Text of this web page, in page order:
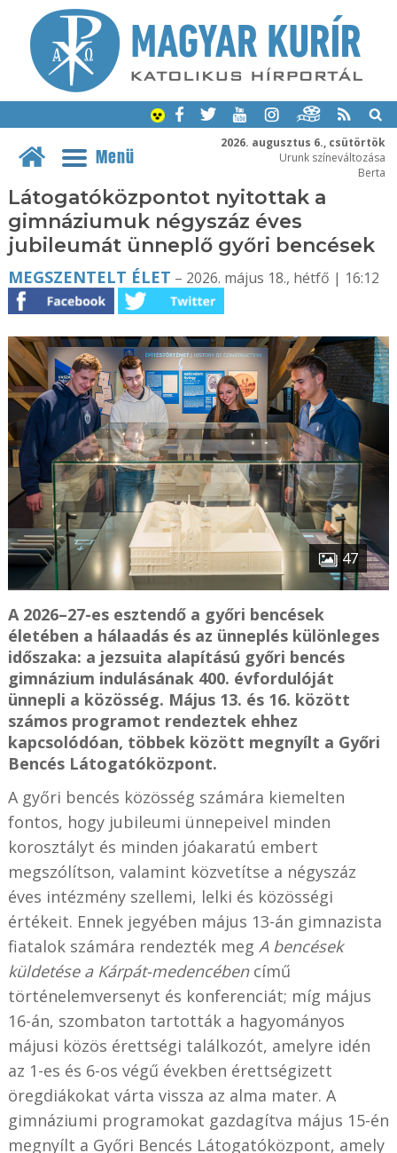
2026. augusztus 6., csütörtök
Urunk színeváltozása
Berta
Menü
Látogatóközpontot nyitottak a
gimnáziumuk négyszáz éves
jubileumát ünneplő győri bencések
MEGSZENTELT ÉLET – 2026. május 18., hétfő | 16:12
47
A 2026–27-es esztendő a győri bencések
életében a hálaadás és az ünneplés különleges
időszaka: a jezsuita alapítású győri bencés
gimnázium indulásának 400. évfordulóját
ünnepli a közösség. Május 13. és 16. között
számos programot rendeztek ehhez
kapcsolódóan, többek között megnyílt a Győri
Bencés Látogatóközpont.
A győri bencés közösség számára kiemelten
fontos, hogy jubileumi ünnepeivel minden
korosztályt és minden jóakaratú embert
megszólítson, valamint közvetítse a négyszáz
éves intézmény szellemi, lelki és közösségi
értékeit. Ennek jegyében május 13-án gimnazista
fiatalok számára rendezték meg A bencések
küldetése a Kárpát-medencébencímű
történelemversenyt és konferenciát; míg május
16-án, szombaton tartották a hagyományos
májusi közös érettségi találkozót, amelyre idén
az 1-es és 6-os végű években érettségizett
öregdiákokat várta vissza az alma mater. A
gimnáziumi programokat gazdagítva május 15-én
megnyílt a Győri Bencés Látogatóközpont, amely